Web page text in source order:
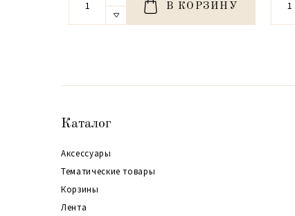
В КОРЗИНУ
Каталог
Аксессуары
Тематические товары
Корзины
Лента